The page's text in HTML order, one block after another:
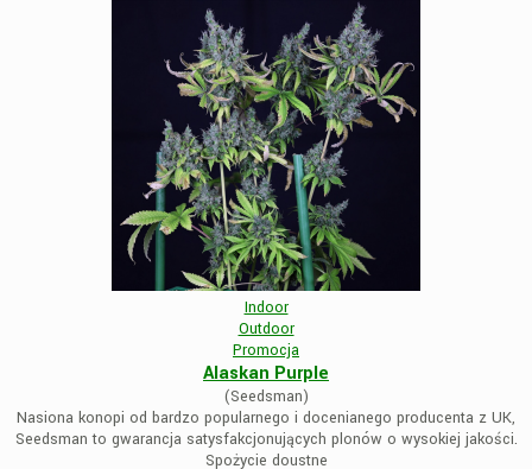
Indoor
Outdoor
Promocja
Alaskan Purple
(Seedsman)
Nasiona konopi od bardzo popularnego i docenianego producenta z UK,
Seedsman to gwarancja satysfakcjonujących plonów o wysokiej jakości.
Spożycie doustne